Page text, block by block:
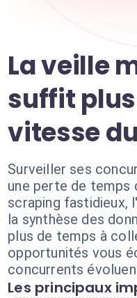
La veille
suffit
vitesse
Surveiller ses
une perte de temps
scraping fastidieux,
la synthèse des
plus de temps à
opportunités vous
concurrents
Les principaux